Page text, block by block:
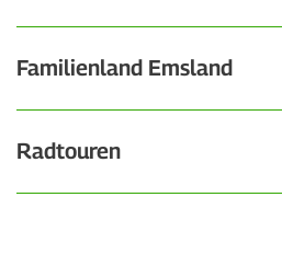
Familienland Emsland
Radtouren